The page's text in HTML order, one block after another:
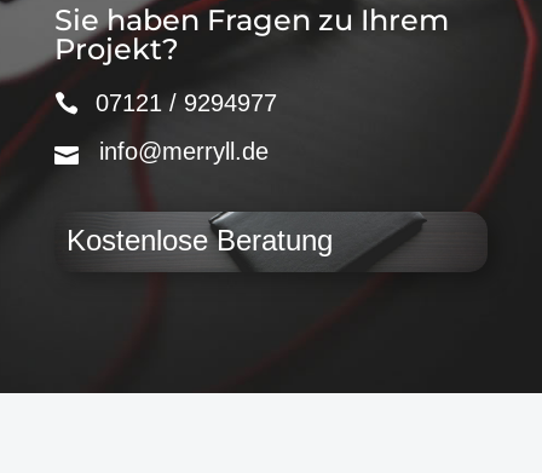
Sie haben Fragen zu Ihrem
Projekt?
07121 / 9294977
info@merryll.de
Kostenlose Beratung